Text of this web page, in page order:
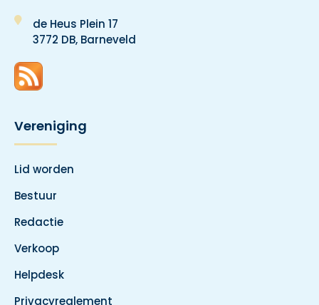
de Heus Plein 17
3772 DB, Barneveld
Vereniging
Lid worden
Bestuur
Redactie
Verkoop
Helpdesk
Privacyreglement